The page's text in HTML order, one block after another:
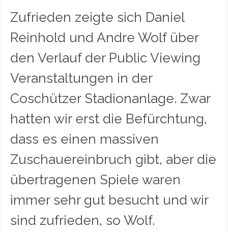
Zufrieden zeigte sich Daniel
Reinhold und Andre Wolf über
den Verlauf der Public Viewing
Veranstaltungen in der
Coschützer Stadionanlage. Zwar
hatten wir erst die Befürchtung,
dass es einen massiven
Zuschauereinbruch gibt, aber die
übertragenen Spiele waren
immer sehr gut besucht und wir
sind zufrieden, so Wolf.